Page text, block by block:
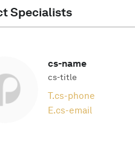
Specialists
cs-name
cs-title
T.cs-phone
E.cs-email